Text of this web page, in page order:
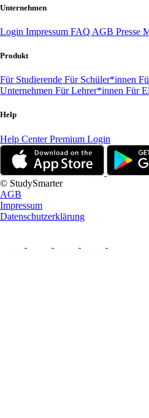
Unternehmen
Login Impressum FAQ AGB Presse
Produkt
Für Studierende Für Schüler*innen
Unternehmen Für Lehrer*innen Für
Help
Help CenterPremium Login
© StudySmarter
AGB
Impressum
Datenschutzerklärung